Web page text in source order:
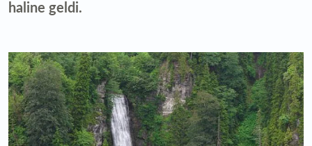
haline geldi.